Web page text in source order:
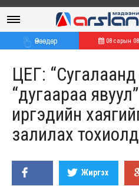
Өнөөдөр 08 сарын 08
ЦЕГ:
“дугаараа
иргэдийн
залилах
Жиргэх